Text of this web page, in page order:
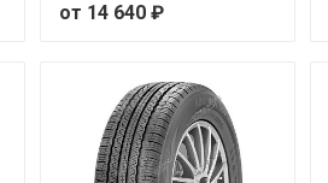
от 14 640 ₽